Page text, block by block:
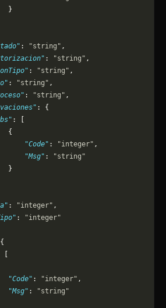
}
: "string" ,
: "string" ,
: "string" ,
: "string" ,
: "string" ,
: {
: [
{
"Code"
: "integer" ,
"Msg"
:
"string"
}
: "integer" ,
:
"integer"
[
"Code"
: "integer" ,
"Msg"
:
"string"